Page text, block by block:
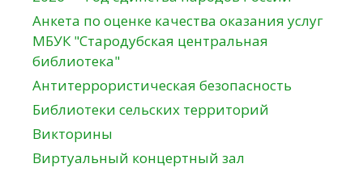
Анкета по оценке качества оказания услуг
МБУК "Стародубская центральная
библиотека"
Антитеррористическая безопасность
Библиотеки сельских территорий
Викторины
Виртуальный концертный зал